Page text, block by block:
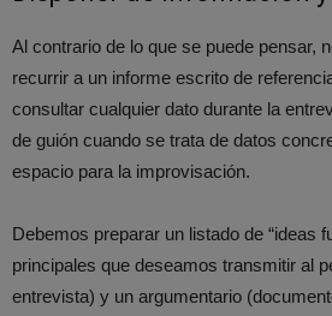
Al contrario de lo que se puede pensar,
recurrir a un informe escrito de
consultar cualquier dato durante la
de guión cuando se trata de datos
espacio para la improvisación.
Debemos preparar un listado de “ideas
principales que deseamos transmitir al
entrevista) y un argumentario